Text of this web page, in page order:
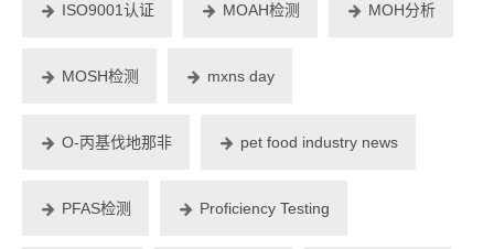
ISO9001认证 MOAH检测 MOH分析
MOSH检测 mxns day
O-丙基伐地那非 pet food industry news
PFAS检测 Proficiency Testing